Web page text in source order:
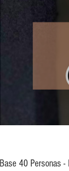
Base 40 Personas